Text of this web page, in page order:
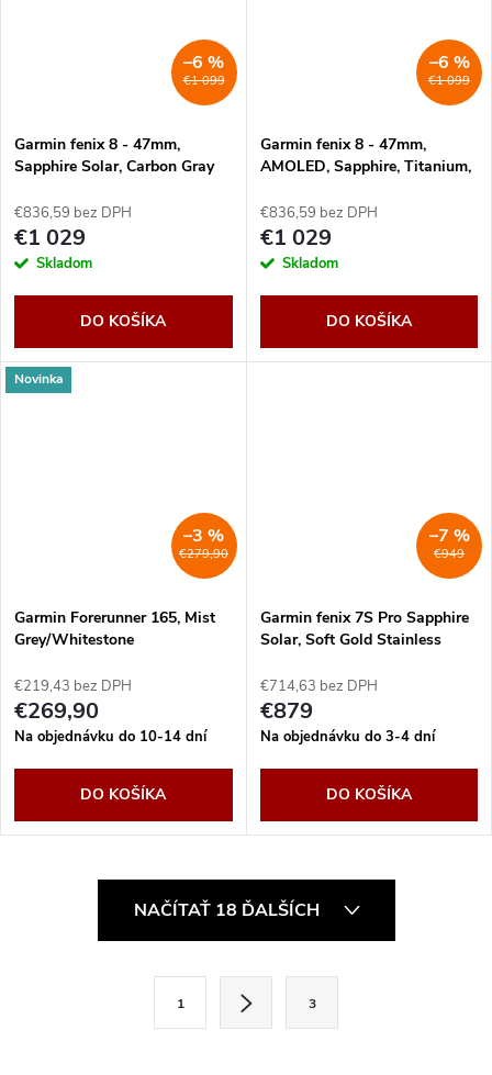
€1 099
–6 %
Garmin fenix 8 - 47mm,
Sapphire Solar, Carbon Gray
€836,59 bez DPH
€1 029
Skladom
DO KOŠÍKA
€1 099
–6 %
Garmin fenix 8 - 47mm,
AMOLED, Sapphire, Titanium,
€836,59 bez DPH
€1 029
Skladom
DO KOŠÍKA
Novinka
€279,90
–3 %
Garmin Forerunner 165, Mist
Grey/Whitestone
€219,43 bez DPH
€269,90
Na objednávku do 10-14 dní
DO KOŠÍKA
€949
–7 %
Garmin fenix 7S Pro Sapphire
Solar, Soft Gold Stainless
€714,63 bez DPH
€879
Na objednávku do 3-4 dní
DO KOŠÍKA
NAČÍTAŤ 18 ĎALŠÍCH
1 3